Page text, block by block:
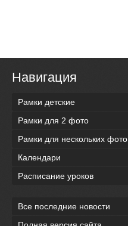
Навигация
Рамки детские
Рамки для 2 фото
Рамки для нескольких фото
Календари
Расписание уроков
Все последние новости